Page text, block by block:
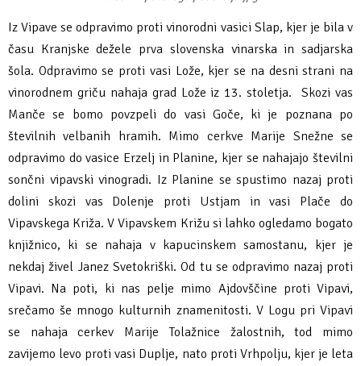
Iz Vipave se odpravimo proti vinorodni vasici Slap, kjer je bila v
času Kranjske dežele prva slovenska vinarska in sadjarska
šola. Odpravimo se proti vasi Lože, kjer se na desni strani na
vinorodnem griču nahaja grad Lože iz 13. stoletja. Skozi vas
Manče se bomo povzpeli do vasi Goče, ki je poznana po
številnih velbanih hramih. Mimo cerkve Marije Snežne se
odpravimo do vasice Erzelj in Planine, kjer se nahajajo številni
sončni vipavski vinogradi. Iz Planine se spustimo nazaj proti
dolini skozi vas Dolenje proti Ustjam in vasi Plače do
Vipavskega Križa. V Vipavskem Križu si lahko ogledamo bogato
knjižnico, ki se nahaja v kapucinskem samostanu, kjer je
nekdaj živel Janez Svetokriški. Od tu se odpravimo nazaj proti
Vipavi. Na poti, ki nas pelje mimo Ajdovščine proti Vipavi,
srečamo še mnogo kulturnih znamenitosti. V Logu pri Vipavi
se nahaja cerkev Marije Tolažnice žalostnih, tod mimo
zavijemo levo proti vasi Duplje, nato proti Vrhpolju, kjer je leta
Fotogalerija
Ideja za izlet
Raziskuj Vipavo s pomočjo vitezov Vipavskih
Zasebno doživetje lova na tartufe
Pomembni kontakti
Pogosta vprašanja
Publikacije
Projekti
Poslovne strani
Zelena Vipava
Trajnostna mobilnost